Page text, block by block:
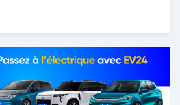
of a transaction and
available for the customer to
Noor Motors inventory. We
and you can be assured that
cars here at a good
any of our companies